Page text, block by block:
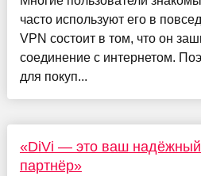
часто используют его в
VPN состоит в том, что он
соединение с интернетом.
для покуп...
«DiVi — это ваш надёжный
партнёр»